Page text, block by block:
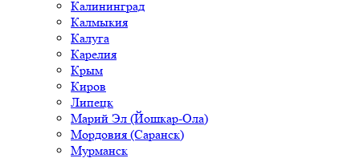
Калининград
Калмыкия
Калуга
Карелия
Крым
Киров
Липецк
Марий Эл (Йошкар-Ола)
Мордовия (Саранск)
Мурманск